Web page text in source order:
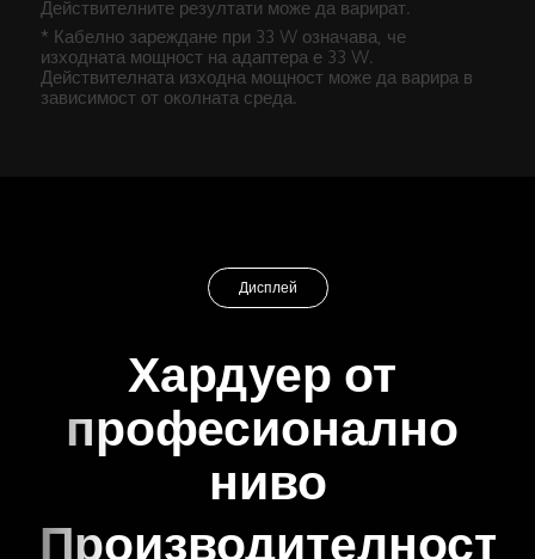
Действителните резултати може да варират.
* Кабелно зареждане при 33 W означава, че
изходната мощност на адаптера е 33 W.
Действителната изходна мощност може да варира в
зависимост от околната среда.
Дисплей
Хардуер от
професионално
ниво
Производителност